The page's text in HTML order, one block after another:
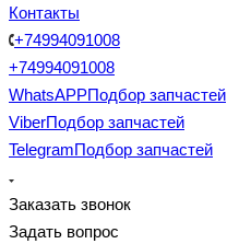
Контакты
+74994091008
+74994091008
WhatsAPPПодбор запчастей
ViberПодбор запчастей
TelegramПодбор запчастей
Заказать звонок
Задать вопрос